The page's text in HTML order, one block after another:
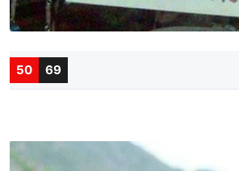
50 69